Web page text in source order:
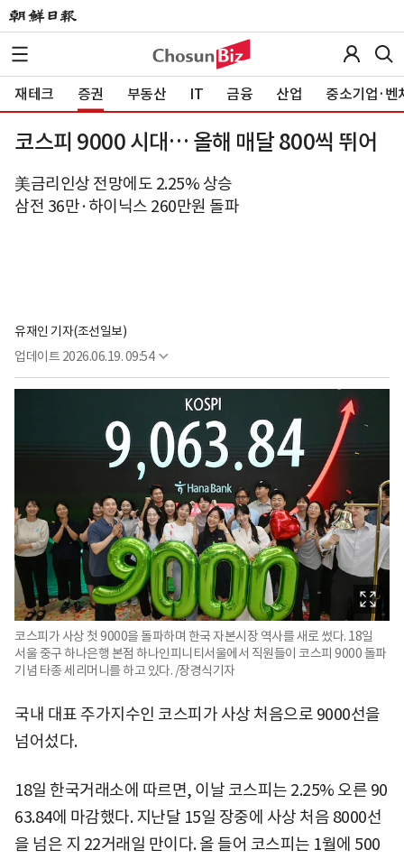
재테크 증권 부동산 IT 금융 산업 중소기업·벤
코스피 9000 시대… 올해 매달 800씩 뛰어
美금리인상 전망에도 2.25% 상승
삼전 36만·하이닉스 260만원 돌파
유재인 기자(조선일보)
업데이트 2026.06.19. 09:54
코스피가 사상 첫 9000을 돌파하며 한국 자본시장 역사를 새로 썼다. 18일
서울 중구 하나은행 본점 하나인피니티서울에서 직원들이 코스피 9000 돌파
기념 타종 세리머니를 하고 있다. /장경식기자
국내 대표 주가지수인 코스피가 사상 처음으로 9000선을
넘어섰다.
18일 한국거래소에 따르면, 이날 코스피는 2.25% 오른 90
63.84에 마감했다. 지난달 15일 장중에 사상 처음 8000선
을 넘은 지 22거래일 만이다. 올 들어 코스피는 1월에 500